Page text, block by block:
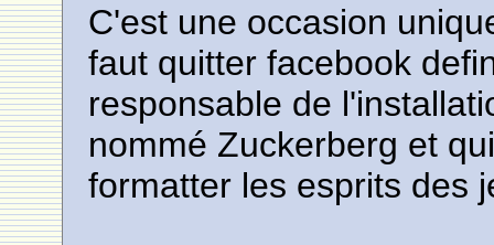
C'est une occasion
faut quitter facebook
responsable de
nommé Zuckerberg et
formatter les esprits des